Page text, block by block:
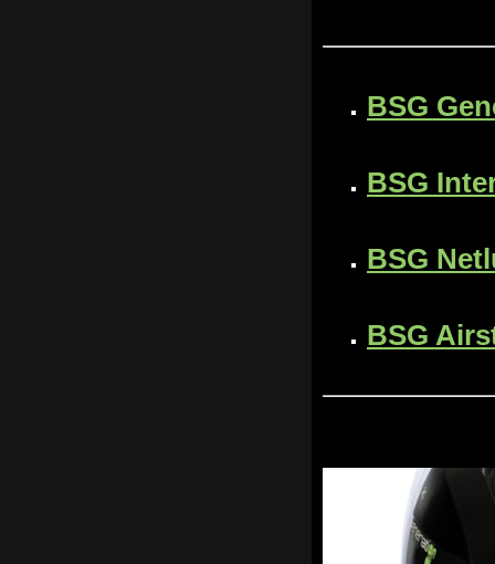
BSG
BSG
BSG
BSG